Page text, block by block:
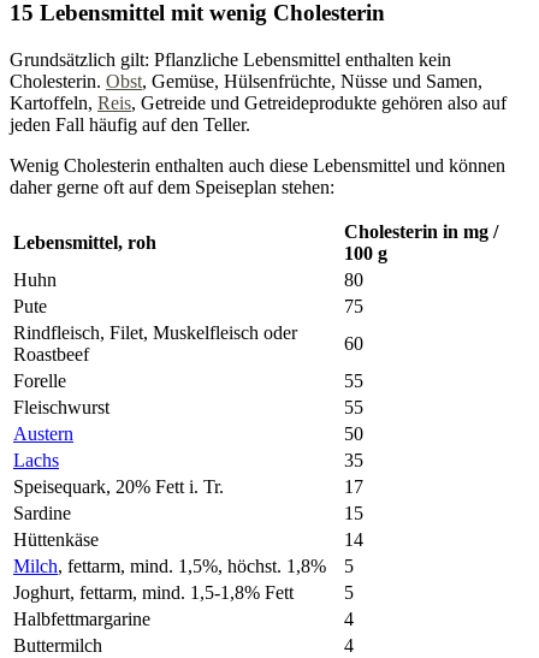
15 Lebensmittel mit wenig Cholesterin
Grundsätzlich gilt: Pflanzliche Lebensmittel enthalten kein
Cholesterin. Obst, Gemüse, Hülsenfrüchte, Nüsse und Samen,
Kartoffeln, Reis, Getreide und Getreideprodukte gehören also auf
jeden Fall häufig auf den Teller.
Wenig Cholesterin enthalten auch diese Lebensmittel und können
daher gerne oft auf dem Speiseplan stehen:
Lebensmittel, roh
Cholesterin in mg /
100 g
Huhn
80
Pute
75
Rindfleisch, Filet, Muskelfleisch oder
Roastbeef
60
Forelle
55
Fleischwurst
55
Austern
50
Lachs
35
Speisequark, 20% Fett i. Tr.
17
Sardine
15
Hüttenkäse
14
Milch, fettarm, mind. 1,5%, höchst. 1,8%
5
Joghurt, fettarm, mind. 1,5-1,8% Fett
5
Halbfettmargarine
4
Buttermilch
4